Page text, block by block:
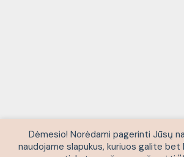
Dėmesio! Norėdami pagerinti Jūsų
naudojame slapukus, kuriuos galite bet